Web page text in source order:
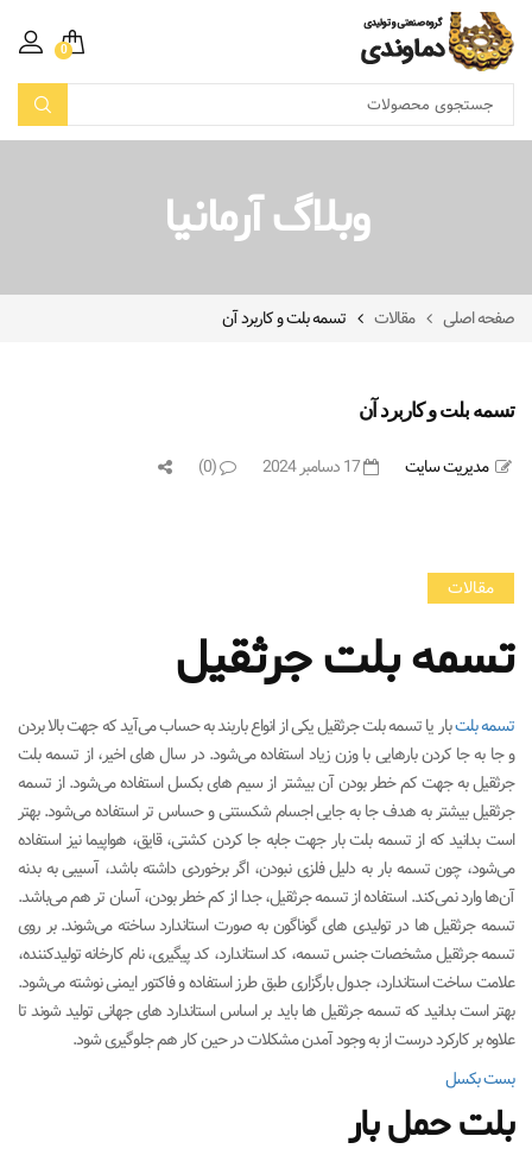
0
وبلاگ آرمانیا
صفحه اصلی مقالات تسمه بلت و کاربرد آن
تسمه بلت و کاربرد آن
مدیریت سایت 17 دسامبر 2024 (0)
مقالات
تسمه بلت جرثقیل
تسمه بلتبار یا تسمه بلت جرثقیل یکی از انواع باربند به حساب می‌آید که جهت بالا بردن
و جا به جا کردن بارهایی با وزن زیاد استفاده می‌شود. در سال های اخیر، از تسمه بلت
جرثقیل به جهت کم خطر بودن آن بیشتر از سیم های بکسل استفاده می‌شود. از تسمه
جرثقیل بیشتر به هدف جا به جایی اجسام شکستنی و حساس تر استفاده می‌شود. بهتر
است بدانید که از تسمه بلت بار جهت جابه جا کردن کشتی، قایق، هواپیما نیز استفاده
می‌شود، چون تسمه بار به دلیل فلزی نبودن، اگر برخوردی داشته باشد، آسیبی به بدنه
آن‌ها وارد نمی‌کند. استفاده از تسمه جرثقیل، جدا از کم خطر بودن، آسان تر هم می‌باشد.
تسمه جرثقیل ها در تولیدی های گوناگون به صورت استاندارد ساخته می‌شوند. بر روی
تسمه جرثقیل مشخصات جنس تسمه، کد استاندارد، کد پیگیری، نام کارخانه تولیدکننده،
علامت ساخت استاندارد، جدول بارگزاری طبق طرز استفاده و فاکتور ایمنی نوشته می‌شود.
بهتر است بدانید که تسمه جرثقیل ها باید بر اساس استاندارد های جهانی تولید شوند تا
علاوه بر کارکرد درست از به وجود آمدن مشکلات در حین کار هم جلوگیری شود.
بست بکسل
بلت حمل بار